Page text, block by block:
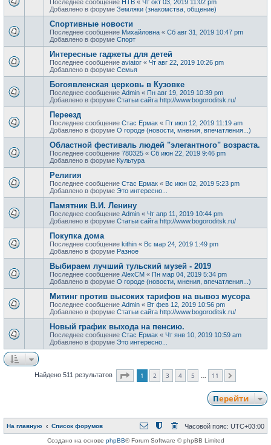
Последнее сообщение НТВ « Чт окт 03, 2019 11:02 pm
Добавлено в форуме Земляки (знакомства, общение)
Спортивные новости
Последнее сообщение Михайловна « Сб авг 31, 2019 10:47 pm
Добавлено в форуме Спорт
Интересные гаджеты для детей
Последнее сообщение aviator « Чт авг 22, 2019 10:26 pm
Добавлено в форуме Семья
Богоявленская церковь в Кузовке
Последнее сообщение Admin « Пн авг 19, 2019 10:39 pm
Добавлено в форуме Статьи сайта http://www.bogoroditsk.ru/
Переезд
Последнее сообщение Стас Ермак « Пт июл 12, 2019 11:19 am
Добавлено в форуме О городе (новости, мнения, впечатления...)
Областной фестиваль людей "элегантного" возраста.
Последнее сообщение 780325 « Сб июн 22, 2019 9:46 pm
Добавлено в форуме Культура
Религия
Последнее сообщение Стас Ермак « Вс июн 02, 2019 5:23 pm
Добавлено в форуме Это интересно...
Памятник В.И. Ленину
Последнее сообщение Admin « Чт апр 11, 2019 10:44 pm
Добавлено в форуме Статьи сайта http://www.bogoroditsk.ru/
Покупка дома
Последнее сообщение kithin « Вс мар 24, 2019 1:49 pm
Добавлено в форуме Разное
Выбираем лучший тульский музей - 2019
Последнее сообщение AlexCM « Пн мар 04, 2019 5:34 pm
Добавлено в форуме О городе (новости, мнения, впечатления...)
Митинг против высоких тарифов на вывоз мусора
Последнее сообщение Admin « Вт фев 12, 2019 10:56 pm
Добавлено в форуме Статьи сайта http://www.bogoroditsk.ru/
Новый график выхода на пенсию.
Последнее сообщение Стас Ермак « Чт янв 10, 2019 10:59 am
Добавлено в форуме Это интересно...
Найдено 511 результатов Страница из
1 2 3 4 5 11
Перейти
На главную Список форумов Часовой пояс: UTC+03:00
Создано на основе phpBB® Forum Software © phpBB Limited